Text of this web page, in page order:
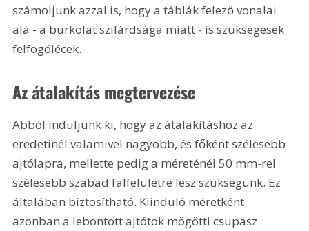
számoljunk azzal is, hogy a táblák felező vonalai
alá - a burkolat szilárdsága miatt - is szükségesek
felfogólécek.
Az átalakítás megtervezése
Abból induljunk ki, hogy az átalakításhoz az
eredetinél valamivel nagyobb, és főként szélesebb
ajtólapra, mellette pedig a méreténél 50 mm-rel
szélesebb szabad falfelületre lesz szükségünk. Ez
általában biztosítható. Kiinduló méretként
azonban a lebontott ajtótok mögötti csupasz